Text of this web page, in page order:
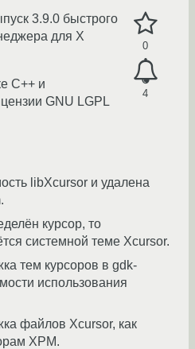
0
4
3.9.0 быстрого
для X
C++ и
GNU LGPL
libXcursor и удалена
курсор, то
системной теме Xcursor.
тем курсоров в gdk-
использования
файлов Xcursor, как
XPM.